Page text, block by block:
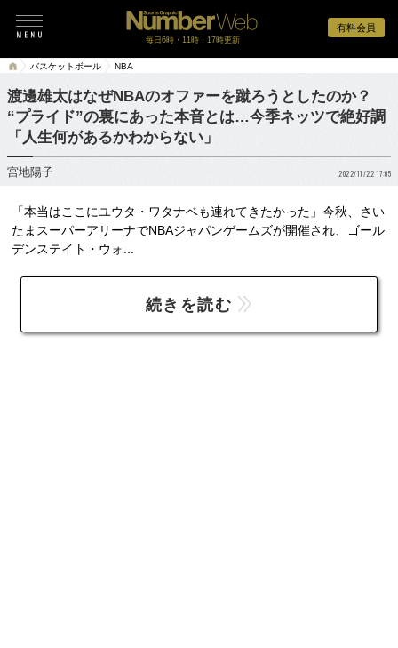
有料会員
毎日6時・11時・17時更新
バスケットボール NBA
渡邊雄太はなぜNBAのオファーを蹴ろうとしたのか？
“プライド”の裏にあった本音とは…今季ネッツで絶好調
「人生何があるかわからない」
宮地陽子 2022/11/22 17:05
「本当はここにユウタ・ワタナベも連れてきたかった」今秋、さい
たまスーパーアリーナでNBAジャパンゲームズが開催され、ゴール
デンステイト・ウォ...
続きを読む